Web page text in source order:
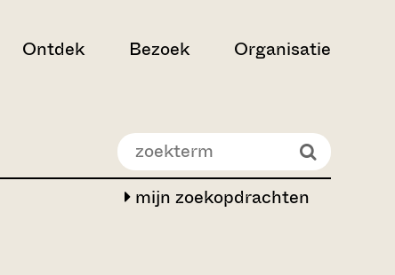
Ontdek Bezoek Organisatie
mijn zoekopdrachten